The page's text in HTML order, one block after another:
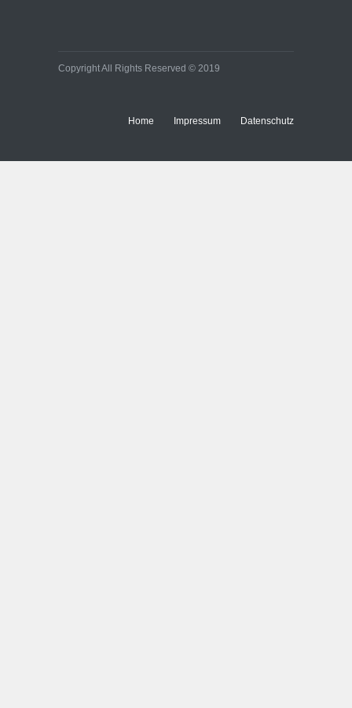
Copyright All Rights Reserved © 2019
Home Impressum Datenschutz